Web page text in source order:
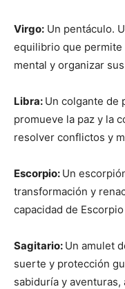
Virgo: Un pentáculo.
equilibrio que permite
mental y organizar
Libra: Un colgante de
promueve la paz y la
resolver conflictos y
Escorpio: Un
transformación y
capacidad de
Sagitario: Un amulet
suerte y protección
sabiduría y